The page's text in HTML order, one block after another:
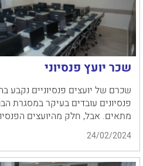
שכר יועץ פנסיוני
שכרם של יועצים פנסיוניים נקבע
פנסיונים עובדים בעיקר במסגרת
מתאים. אבל, חלק מהיועצים
24/02/2024